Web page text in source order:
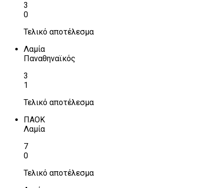
3
0
Τελικό αποτέλεσμα
Λαμία
Παναθηναϊκός
3
1
Τελικό αποτέλεσμα
ΠΑΟΚ
Λαμία
7
0
Τελικό αποτέλεσμα